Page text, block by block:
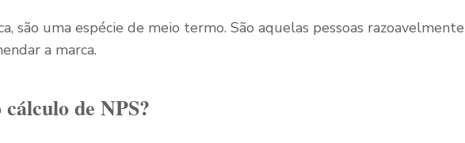
são uma espécie de meio termo. São aquelas pessoas razoavelmente
a marca.
de NPS?